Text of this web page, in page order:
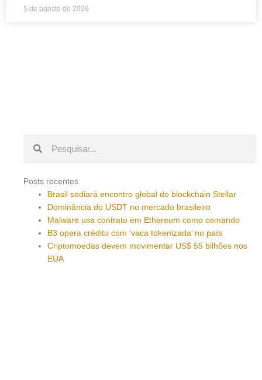
5 de agosto de 2026
Posts recentes
Brasil sediará encontro global do blockchain Stellar
Dominância do USDT no mercado brasileiro
Malware usa contrato em Ethereum como comando
B3 opera crédito com ‘vaca tokenizada’ no país
Criptomoedas devem movimentar US$ 55 bilhões nos
EUA